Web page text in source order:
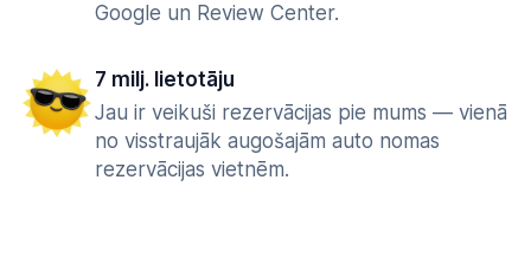
Google un Review Center.
7 milj. lietotāju
Jau ir veikuši rezervācijas pie mums — vienā
no visstraujāk augošajām auto nomas
rezervācijas vietnēm.